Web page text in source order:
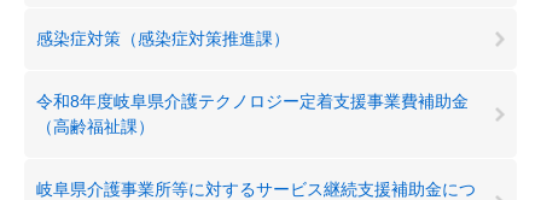
感染症対策（感染症対策推進課）
令和8年度岐阜県介護テクノロジー定着支援事業費補助金
（高齢福祉課）
岐阜県介護事業所等に対するサービス継続支援補助金につ